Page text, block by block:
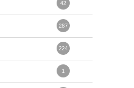
42
287
224
1